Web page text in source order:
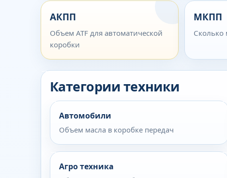
АКПП
Объем ATF для автоматической
коробки
МКПП
Сколько
Категории техники
Автомобили
Объем масла в коробке передач
Агро техника